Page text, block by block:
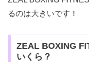
るのは大きいです！
ZEAL BOXING
いくら？